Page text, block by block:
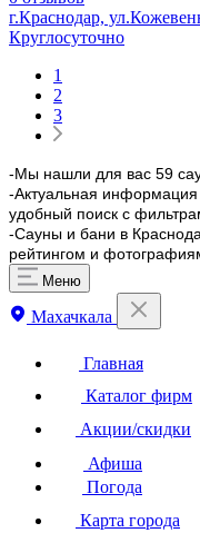
г.Краснодар,
Круглосуточно
1
2
3
-Мы нашли для вас 59
-Актуальная информация
удобный поиск с
-Сауны и бани в
рейтингом и
Меню
Махачкала
Главная
Каталог фирм
Акции/скидки
Афиша
Погода
Карта города